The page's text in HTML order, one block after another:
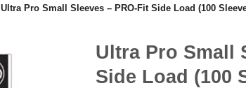
Ultra Pro Small Sleeves – PRO-Fit Side Load (100
Ultra Pro Small
Side Load (100